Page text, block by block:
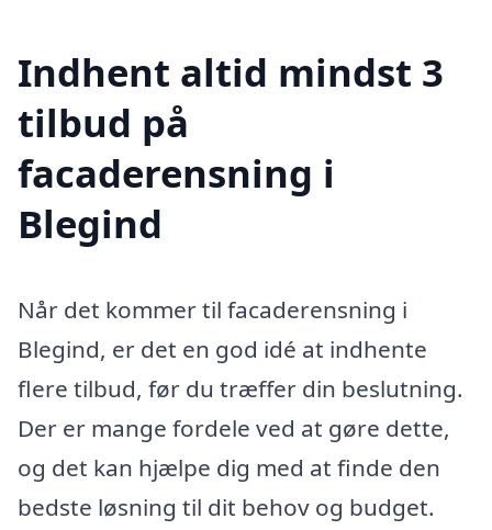
Indhent altid mindst 3
tilbud på
facaderensning i
Blegind
Når det kommer til facaderensning i
Blegind, er det en god idé at indhente
flere tilbud, før du træffer din beslutning.
Der er mange fordele ved at gøre dette,
og det kan hjælpe dig med at finde den
bedste løsning til dit behov og budget.